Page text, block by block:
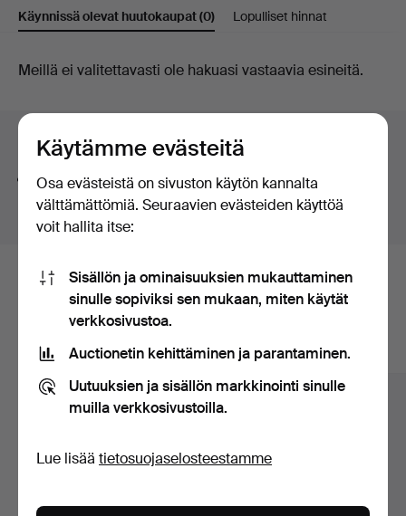
Djupvik and one of Peter Dahl's bustling, vibrant
interiors.
Käynnissä olevat huutokaupat(0) Lopulliset hinnat
Käynnissä
olevat
huutokaupat
Meillä ei valitettavasti ole hakuasi vastaavia esineitä.
Hakuvinkkejä
Teemme automaattisesti hakuja sanojen osilla. Jos
haet sanallakorulöydämme myösranne korukellon
Tässä ovat arkistossamme olevat
esineet, jotka vastaavat hakuasi
Näytä kaikki esineet
Käytämme evästeitä
Osa evästeistä on sivuston käytön kannalta
välttämättömiä. Seuraavien evästeiden käyttöä
voit hallita itse:
Sisällön ja ominaisuuksien mukauttaminen
sinulle sopiviksi sen mukaan, miten käytät
verkkosivustoa.
Auctionetin kehittäminen ja parantaminen.
Uutuuksien ja sisällön markkinointi sinulle
muilla verkkosivustoilla.
Lue lisää tietosuojaselosteestamme